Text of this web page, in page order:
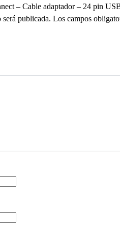
– Cable adaptador – 24 pin
publicada. Los campos